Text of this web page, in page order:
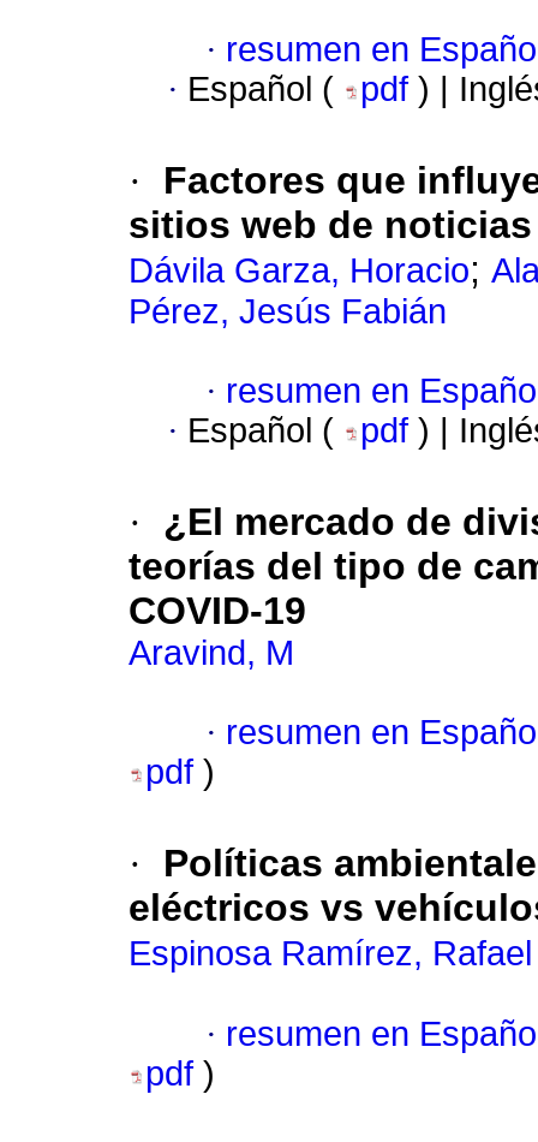
· resumen en
· Español ( pdf ) |
·
Factores que
sitios web de noticias
Dávila Garza, Horacio;
Pérez, Jesús Fabián
· resumen en
· Español ( pdf ) |
·
¿El mercado de
teorías del tipo de
COVID-19
Aravind, M
· resumen en
pdf )
·
Políticas
eléctricos vs
Espinosa Ramírez,
· resumen en
pdf )